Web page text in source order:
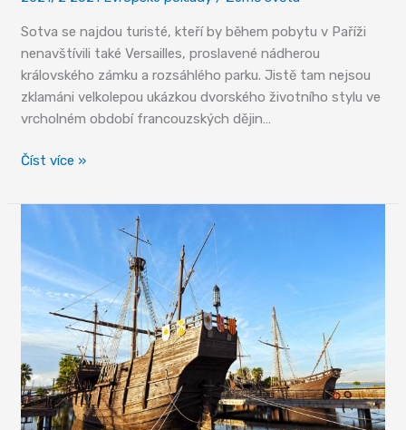
Sotva se najdou turisté, kteří by během pobytu v Paříži
nenavštívili také Versailles, proslavené nádherou
královského zámku a rozsáhlého parku. Jistě tam nejsou
zklamáni velkolepou ukázkou dvorského životního stylu ve
vrcholném období francouzských dějin…
Versailles
ztělesnění
Číst více »